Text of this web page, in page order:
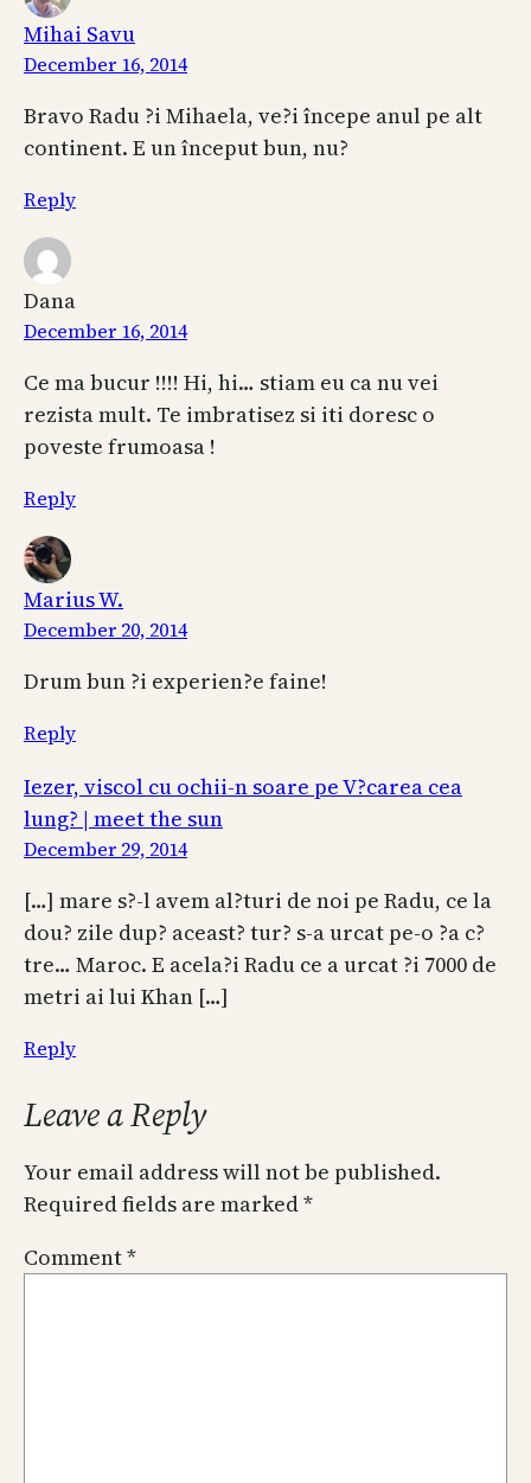
Mihai Savu
December 16, 2014
Bravo Radu ?i Mihaela, ve?i începe anul pe alt
continent. E un început bun, nu?
Reply
Dana
December 16, 2014
Ce ma bucur !!!! Hi, hi… stiam eu ca nu vei
rezista mult. Te imbratisez si iti doresc o
poveste frumoasa !
Reply
Marius W.
December 20, 2014
Drum bun ?i experien?e faine!
Reply
Iezer, viscol cu ochii-n soare pe V?carea cea
lung? | meet the sun
December 29, 2014
[…] mare s?-l avem al?turi de noi pe Radu, ce la
dou? zile dup? aceast? tur? s-a urcat pe-o ?a c?
tre… Maroc. E acela?i Radu ce a urcat ?i 7000 de
metri ai lui Khan […]
Reply
Leave a Reply
Your email address will not be published.
Required fields are marked*
Comment*